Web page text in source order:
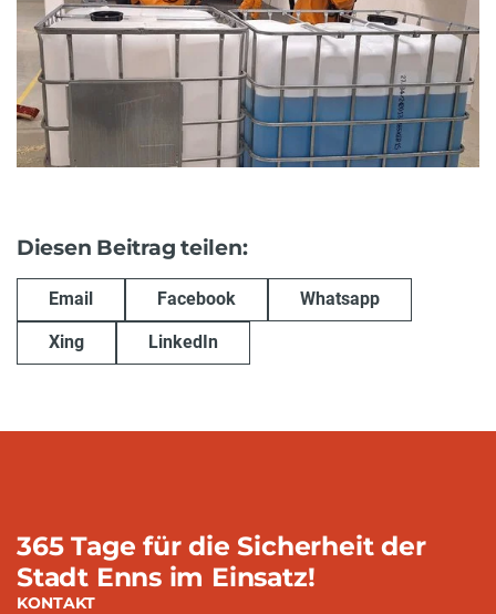
Diesen Beitrag teilen:
Email Facebook Whatsapp
Xing LinkedIn
365 Tage für die Sicherheit der
Stadt Enns im Einsatz!
KONTAKT